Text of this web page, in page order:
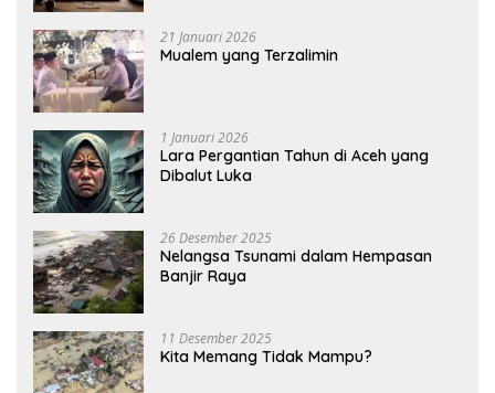
21 Januari 2026
Mualem yang Terzalimin
1 Januari 2026
Lara Pergantian Tahun di Aceh yang
Dibalut Luka
26 Desember 2025
Nelangsa Tsunami dalam Hempasan
Banjir Raya
11 Desember 2025
Kita Memang Tidak Mampu?